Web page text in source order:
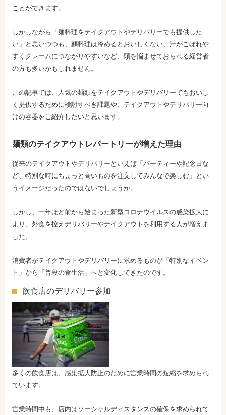
ことができます。
しかしながら「麺料理をテイクアウトやデリバリーでも提供した
い」と思いつつも、麵料理は冷めるとおいしくない、汁がこぼれや
すくクレームにつながりやすいなど、頭を悩ませておられる経営者
の方も多いかもしれません。
この記事では、人気の麺類をテイクアウトやデリバリーでもおいし
く提供するために検討すべき課題や、テイクアウトやデリバリー向
けの容器をご紹介したいと思います。
麺類のテイクアウトレパートリーが増えた理由
従来のテイクアウトやデリバリーといえば「パーティーや記念日な
ど、特別な時にちょっと高いものを注文してみんなで楽しむ」とい
うイメージだったのではないでしょうか。
しかし、一年ほど前から始まった新型コロナウイルスの感染拡大に
より、外食を控えデリバリーやテイクアウトを利用する人が増えま
した。
消費者がテイクアウトやデリバリーに求めるものが「特別なイベン
ト」から「普段の食生活」へと変化してきたのです。
飲食店のデリバリー参加
多くの飲食店は、感染拡大防止のために営業時間の短縮を求められ
ています。
営業時間中も、店内はソーシャルディスタンスの確保を求められて